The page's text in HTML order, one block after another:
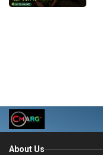
About Us